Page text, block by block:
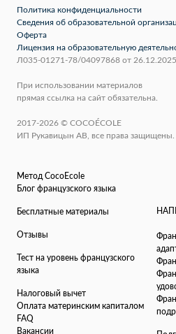
Политика конфиденциальности
Сведения об образовательной
Оферта
Лицензия на образовательную
Л035-01271-78/04097868 от 26.12.2025
При использовании материалов
прямая ссылка на сайт обязательна.
2017-2026 © COCOÉCOLE
ИП Рукавицын АВ, все права защищены.
Метод CocoEcole
Блог французского языка
Бесплатные материалы
Отзывы
Тест на уровень французского
языка
Налоговый вычет
Оплата материнским капиталом
FAQ
Вакансии